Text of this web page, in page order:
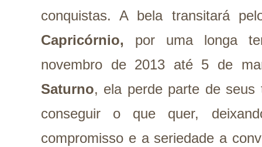
conquistas. A bela transitará
Capricórnio, por uma longa
novembro de 2013 até 5 de
Saturno, ela perde parte de seus
conseguir o que quer,
compromisso e a seriedade a